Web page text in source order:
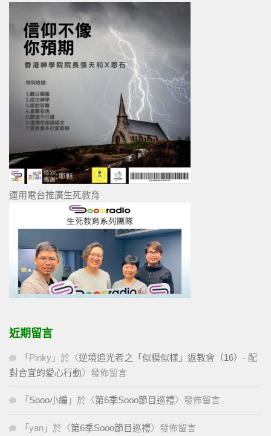
運用電台推廣生死教育
近期留言
「 Pinky 」於〈逆境追光者之「似模似樣」返教會（16）- 配
對合宜的愛心行動〉發佈留言
「 Sooo小編 」於〈第6季Sooo節目巡禮〉發佈留言
「 yan 」於〈第6季Sooo節目巡禮〉發佈留言